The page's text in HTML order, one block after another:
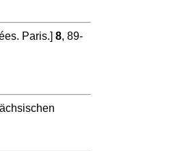
Paris.] 8, 89-